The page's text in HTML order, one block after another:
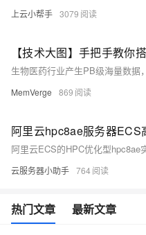
上云小帮手 3079
【技术大图】手把手教你
MemVerge 869
云服务器小助手 764
热门文章 最新文章